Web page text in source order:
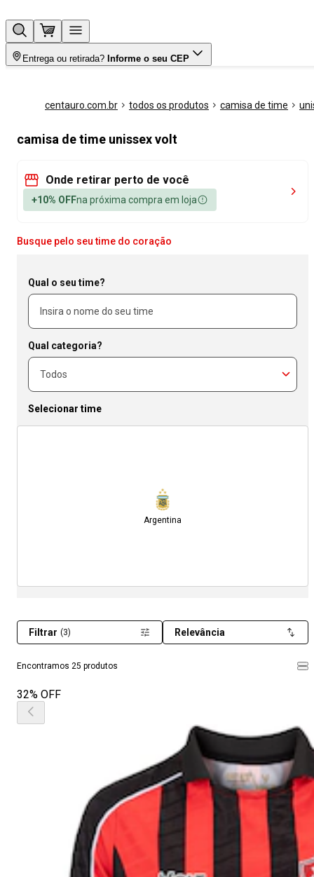
Entrega ou retirada? Informe o seu CEP
centauro.com.br todos os produtos camisa de time
camisa de time unissex volt
Onde retirar perto de você
+10% OFFna próxima compra em loja
Busque pelo seu time do coração
Qual o seu time?
Qual categoria?
Selecionar time
Argentina
Encontramos 25 produtos
Filtrar (3) Relevância
32% OFF